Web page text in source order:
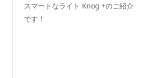
スマートなライト Knog +のご紹介
です！